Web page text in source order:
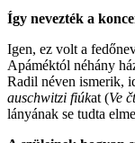
Így nevezték a
Igen, ez volt a
Apáméktól néhány
Radil néven ismerik,
auschwitzi fiúkat (Ve
lányának se tudta